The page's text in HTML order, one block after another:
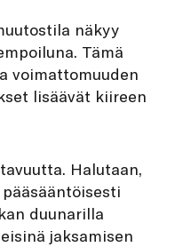
näkyy
Tämä
voimattomuuden
lisäävät kiireen
Halutaan,
duunarilla
jaksamisen